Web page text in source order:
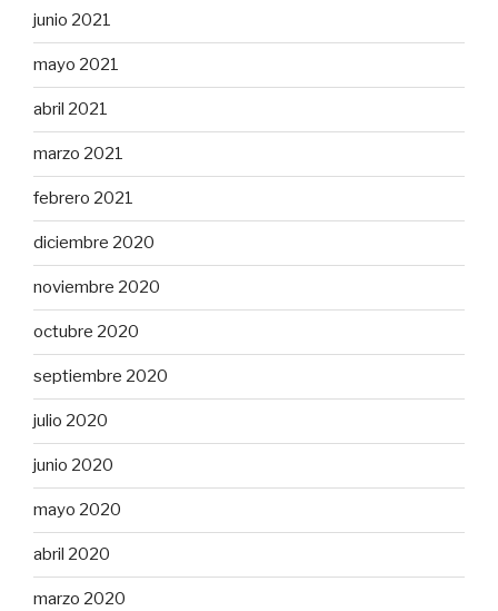
junio 2021
mayo 2021
abril 2021
marzo 2021
febrero 2021
diciembre 2020
noviembre 2020
octubre 2020
septiembre 2020
julio 2020
junio 2020
mayo 2020
abril 2020
marzo 2020